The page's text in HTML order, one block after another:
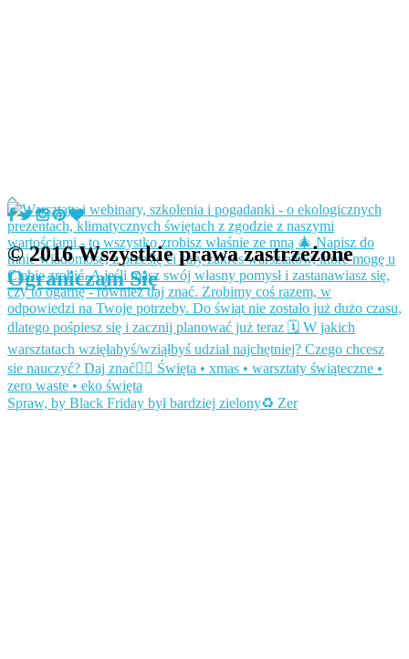
Spraw, by Black Friday był bardziej zielony♻️ Zer
© 2016 Wszystkie prawa zastrzeżone
Ograniczam Się